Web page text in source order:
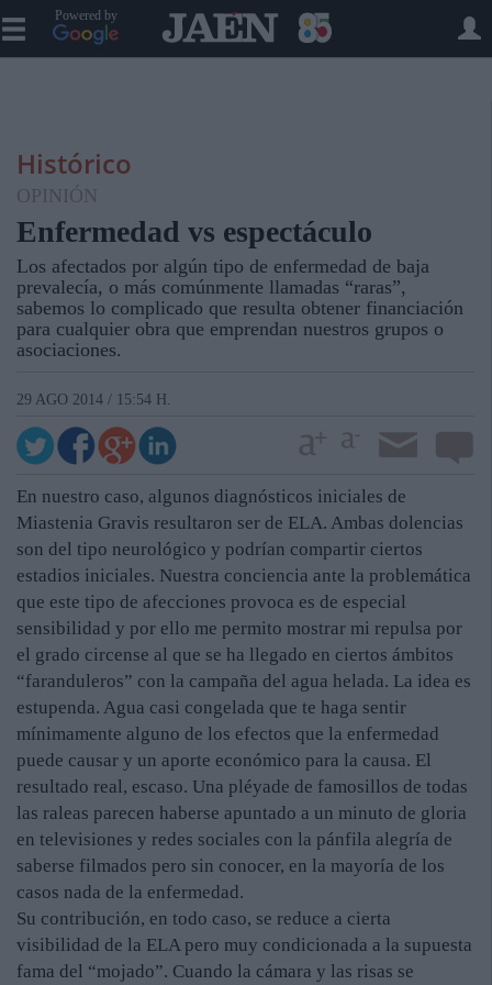
Powered by
Histórico
OPINIÓN
Enfermedad vs espectáculo
Los afectados por algún tipo de enfermedad de baja
prevalecía, o más comúnmente llamadas “raras”,
sabemos lo complicado que resulta obtener financiación
para cualquier obra que emprendan nuestros grupos o
asociaciones.
29 AGO 2014 / 15:54 H.
En nuestro caso, algunos diagnósticos iniciales de
Miastenia Gravis resultaron ser de ELA. Ambas dolencias
son del tipo neurológico y podrían compartir ciertos
estadios iniciales. Nuestra conciencia ante la problemática
que este tipo de afecciones provoca es de especial
sensibilidad y por ello me permito mostrar mi repulsa por
el grado circense al que se ha llegado en ciertos ámbitos
“faranduleros” con la campaña del agua helada. La idea es
estupenda. Agua casi congelada que te haga sentir
mínimamente alguno de los efectos que la enfermedad
puede causar y un aporte económico para la causa. El
resultado real, escaso. Una pléyade de famosillos de todas
las raleas parecen haberse apuntado a un minuto de gloria
en televisiones y redes sociales con la pánfila alegría de
saberse filmados pero sin conocer, en la mayoría de los
casos nada de la enfermedad.
Su contribución, en todo caso, se reduce a cierta
visibilidad de la ELA pero muy condicionada a la supuesta
fama del “mojado”. Cuando la cámara y las risas se